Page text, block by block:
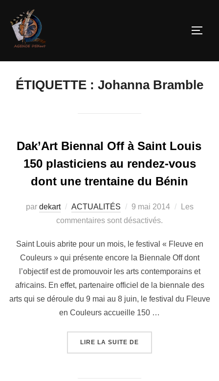
ÉTIQUETTE : Johanna Bramble
Dak’Art Biennal Off à Saint Louis
150 plasticiens au rendez-vous
dont une trentaine du Bénin
par dekart ACTUALITÉS 9 mai 2014
Les
commentaires sont désactivés.
Saint Louis abrite pour un mois, le festival « Fleuve en
Couleurs » qui présente encore la Biennale Off dont
l’objectif est de promouvoir les arts contemporains et
africains. En effet, partenaire officiel de la biennale des
arts qui se déroule du 9 mai au 8 juin, le festival du Fleuve
en Couleurs accueille 150 …
LIRE LA SUITE DE